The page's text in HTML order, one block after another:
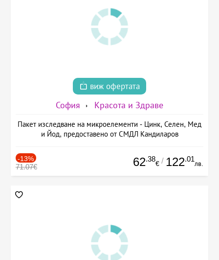
виж офертата
София Красота и Здраве
Пакет изследване на микроелементи - Цинк, Селен, Мед
и Йод, предоставено от СМДЛ Кандиларов
-13%
71.07€ 62.38
€ / 122.01
лв.